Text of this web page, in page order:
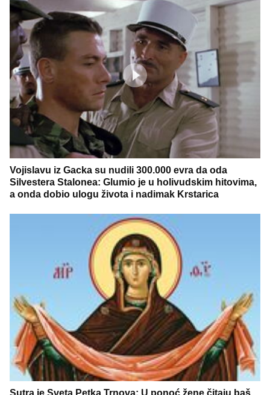
Vojislavu iz Gacka su nudili 300.000 evra da oda
Silvestera Stalonea: Glumio je u holivudskim hitovima,
a onda dobio ulogu života i nadimak Krstarica
Sutra je Sveta Petka Trnova: U ponoć žene čitaju baš